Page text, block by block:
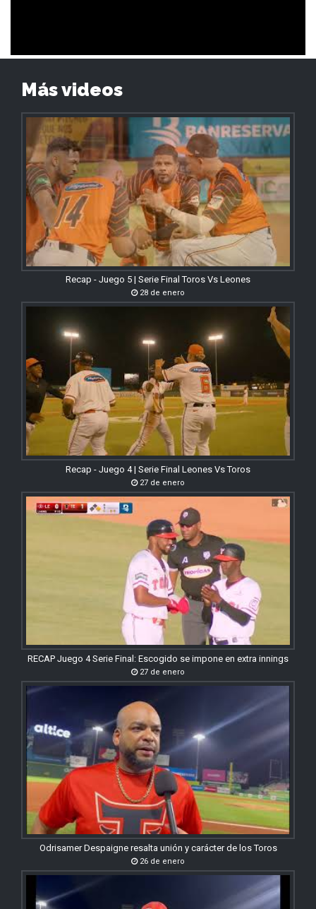
Más videos
Recap - Juego 5 | Serie Final Toros Vs Leones
28 de enero
Recap - Juego 4 | Serie Final Leones Vs Toros
27 de enero
RECAP Juego 4 Serie Final: Escogido se impone en extra innings
27 de enero
Odrisamer Despaigne resalta unión y carácter de los Toros
26 de enero